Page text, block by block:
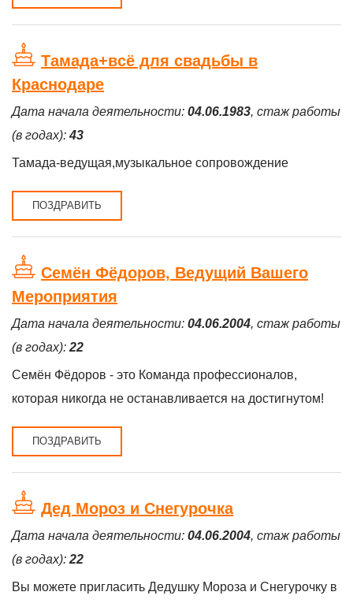
Тамада+всё для свадьбы в
Краснодаре
Дата начала деятельности: 04.06.1983, стаж работы
(в годах):43
Тамада-ведущая,музыкальное сопровождение
ПОЗДРАВИТЬ
Семён Фёдоров, Ведущий Вашего
Мероприятия
Дата начала деятельности: 04.06.2004, стаж работы
(в годах): 22
Семён Фёдоров - это Команда профессионалов,
которая никогда не останавливается на достигнутом!
ПОЗДРАВИТЬ
Дед Мороз и Снегурочка
Дата начала деятельности: 04.06.2004, стаж работы
(в годах): 22
Вы можете пригласить Дедушку Мороза и Снегурочку в